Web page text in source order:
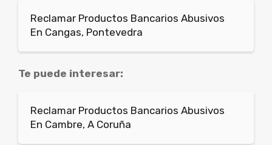
Reclamar Productos Bancarios Abusivos
En Cangas, Pontevedra
Te puede interesar:
Reclamar Productos Bancarios Abusivos
En Cambre, A Coruña